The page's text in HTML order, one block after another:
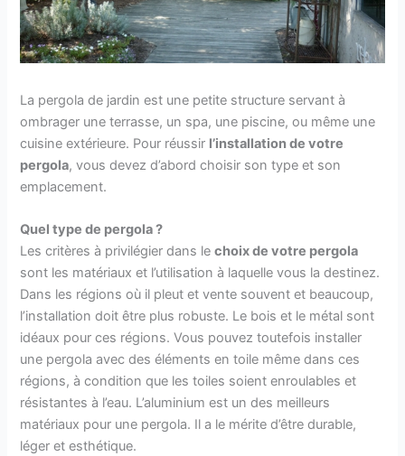
La pergola de jardin est une petite structure servant à
ombrager une terrasse, un spa, une piscine, ou même une
cuisine extérieure. Pour réussir l’installation de votre
pergola, vous devez d’abord choisir son type et son
emplacement.
Quel type de pergola ?
Les critères à privilégier dans lechoix de votre pergola
sont les matériaux et l’utilisation à laquelle vous la destinez.
Dans les régions où il pleut et vente souvent et beaucoup,
l’installation doit être plus robuste. Le bois et le métal sont
idéaux pour ces régions. Vous pouvez toutefois installer
une pergola avec des éléments en toile même dans ces
régions, à condition que les toiles soient enroulables et
résistantes à l’eau. L’aluminium est un des meilleurs
matériaux pour une pergola. Il a le mérite d’être durable,
léger et esthétique.